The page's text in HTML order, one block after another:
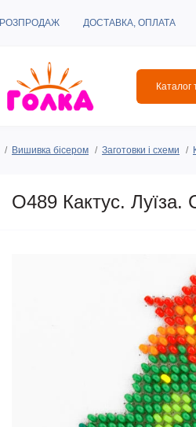
РОЗПРОДАЖ ДОСТАВКА, ОПЛАТА
Каталог
Вишивка бісером Заготовки і схеми
O489 Кактус. Луїза.